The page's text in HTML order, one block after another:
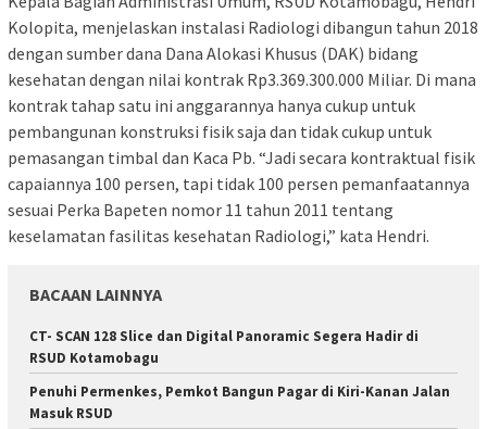
Kolopita, menjelaskan instalasi Radiologi dibangun tahun 2018
dengan sumber dana Dana Alokasi Khusus (DAK) bidang
kesehatan dengan nilai kontrak Rp3.369.300.000 Miliar. Di mana
kontrak tahap satu ini anggarannya hanya cukup untuk
pembangunan konstruksi fisik saja dan tidak cukup untuk
pemasangan timbal dan Kaca Pb. “Jadi secara kontraktual fisik
capaiannya 100 persen, tapi tidak 100 persen pemanfaatannya
sesuai Perka Bapeten nomor 11 tahun 2011 tentang
keselamatan fasilitas kesehatan Radiologi,” kata Hendri.
BACAAN LAINNYA
CT- SCAN 128 Slice dan Digital Panoramic Segera Hadir di
RSUD Kotamobagu
Penuhi Permenkes, Pemkot Bangun Pagar di Kiri-Kanan Jalan
Masuk RSUD